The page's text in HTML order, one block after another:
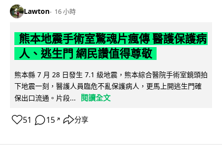
Lawton 16 小時
熊本地震手術室驚魂片瘋傳 醫護保護病
人、逃生門 網民讚值得尊敬
熊本縣 7 月 28 日發生 7.1 級地震，熊本綜合醫院手術室鏡頭拍
下地震一刻，醫護人員臨危不亂保護病人，更馬上開逃生門確
保出口流通。片段...
閱讀全文
51 15 ↗ 分享